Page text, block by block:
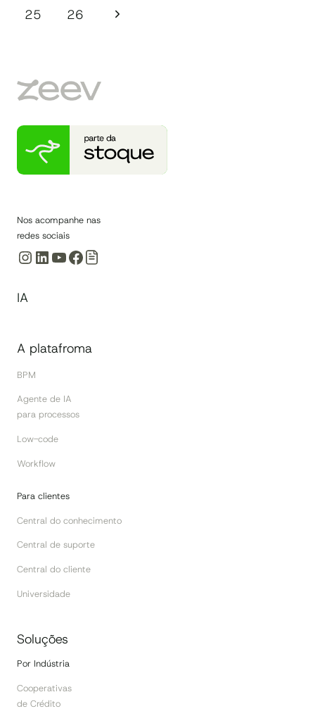
A
Página
Anterior
25
26
Página
Nos acompanhe nas
redes sociais
Instagram
LinkedIn
Youtube
Facebook
IA
A platafroma
BPM
Agente de IA
para processos
Low-code
Workflow
Para clientes
Central do conhecimento
Central de suporte
Central do cliente
Universidade
Soluções
Por Indústria
Cooperativas
de Crédito